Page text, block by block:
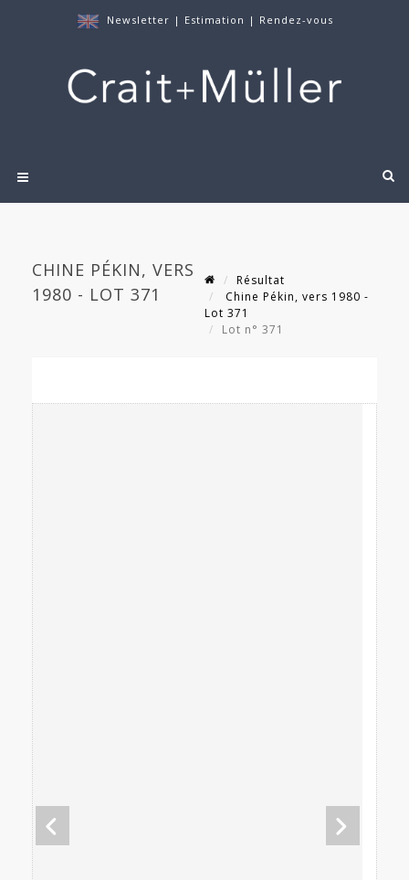
Newsletter | Estimation | Rendez-vous
CHINE PÉKIN, VERS
1980 - LOT 371
Résultat
Chine Pékin, vers 1980 -
Lot 371
Lot n° 371